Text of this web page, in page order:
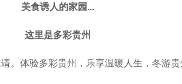
美食诱人的家园...
这里是多彩贵州
。体验多彩贵州，乐享温暖人生，冬游贵